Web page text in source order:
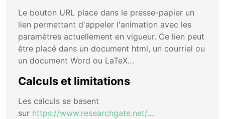
Le bouton URL place dans le presse-papier un
lien permettant d'appeler l'animation avec les
paramètres actuellement en vigueur. Ce lien peut
être placé dans un document html, un courriel ou
un document Word ou LaTeX…
Calculs et limitations
Les calculs se basent
sur https://www.researchgate.net/…